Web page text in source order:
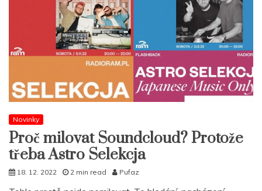
Novinky
Proč milovat Soundcloud? Protože
třeba Astro Selekcja
18. 12. 2022 2 min read Pufaz